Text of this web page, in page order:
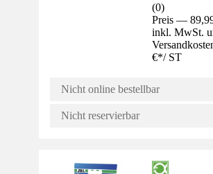
(0)
Preis —
inkl. MwSt.
€*/ ST
Nicht online bestellbar
Nicht reservierbar